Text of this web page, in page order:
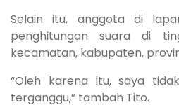
Selain itu, anggota di
penghitungan suara di
kecamatan, kabupaten,
“Oleh karena itu, saya
terganggu,” tambah Tito.